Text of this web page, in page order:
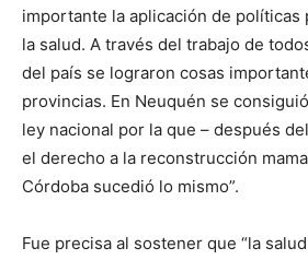
importante la aplicación de políticas
la salud. A través del trabajo de
del país se lograron cosas
provincias. En Neuquén se
ley nacional por la que – después
el derecho a la reconstrucción
Córdoba sucedió lo mismo”.
Fue precisa al sostener que “la